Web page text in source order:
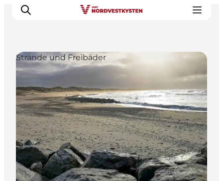
Urlaubsorte
Inspiration
Events
Unterkunft
Mach deine Urlaubsplanung
Strände und Freibäder